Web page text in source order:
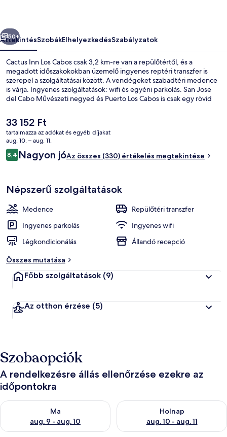
Következő
50+
ÁttekintésSzobákElhelyezkedésSzabályzatok
Cactus Inn Los Cabos csak 3,2 km-re van a repülőtértől, és a
megadott időszakokokban üzemelő ingyenes reptéri transzfer is
szerepel a szolgáltatásai között. A vendégeket szabadtéri medence
is várja. Ingyenes szolgáltatások: wifi és egyéni parkolás. San Jose
del Cabo Művészeti negyed és Puerto Los Cabos is csak egy rövid
következő jellemzőiről: segítőkész személyzet és a reptérhez való
közelség.
A
jelenlegi
ár
33 152 Ft
33 152 Ft
tartalmazza az adókat és egyéb díjakat
aug. 10. – aug. 11.
Értékelések
8,48,4 ennyiből: 10
Nagyon jóAz összes (330) értékelés megtekintése
Népszerű szolgáltatások
Medence
Repülőtéri transzfer
Ingyenes parkolás
Ingyenes wifi
Légkondicionálás
Állandó recepció
Összes mutatása
Főbb szolgáltatások (9)
Az otthon érzése (5)
Szobaopciók
A rendelkezésre állás ellenőrzése ezekre az
időpontokra
Ma
aug. 9 - aug. 10
A ma esti rendelkezésre állás ellenőrzése: aug. 9 - aug. 10
Holnap
aug. 10 - aug. 11
A holnapi rendelkezésre állás